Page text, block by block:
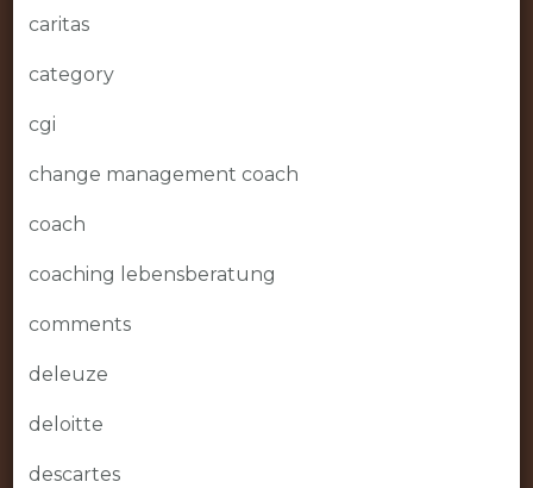
caritas
category
cgi
change management coach
coach
coaching lebensberatung
comments
deleuze
deloitte
descartes